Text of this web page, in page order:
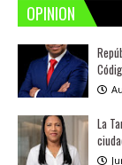
OPINION
La